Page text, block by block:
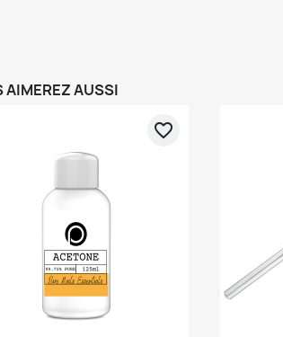
AIMEREZ AUSSI
favorite_border